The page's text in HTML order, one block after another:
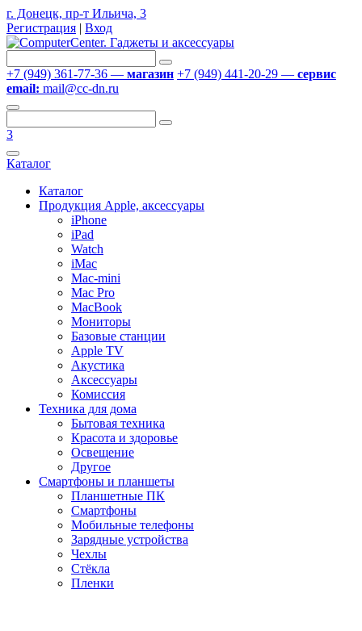
г. Донецк, пр-т Ильича, 3
Регистрация | Вход
+7 (949) 361-77-36 — магазин +7 (949) 441-20-29 — сервис
email: mail@cc-dn.ru
3
Каталог
Каталог
Продукция Apple, аксессуары
iPhone
iPad
Watch
iMac
Mac-mini
Mac Pro
MacBook
Мониторы
Базовые станции
Apple TV
Акустика
Аксессуары
Комиссия
Техника для дома
Бытовая техника
Красота и здоровье
Освещение
Другое
Смартфоны и планшеты
Планшетные ПК
Смартфоны
Мобильные телефоны
Зарядные устройства
Чехлы
Стёкла
Пленки